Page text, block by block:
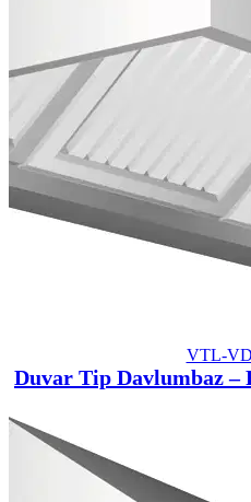
VTL-
Duvar Tip Davlumbaz –